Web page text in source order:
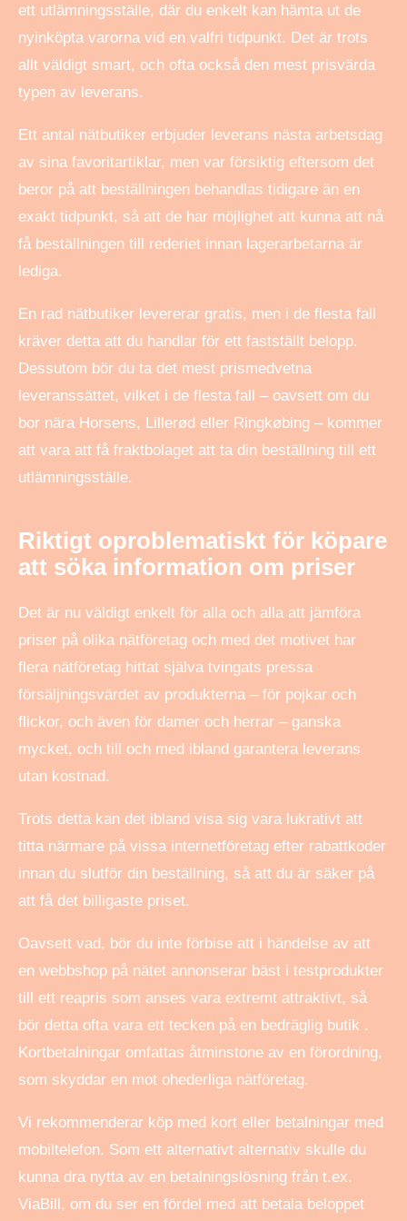
ett utlämningsställe, där du enkelt kan hämta ut de
nyinköpta varorna vid en valfri tidpunkt. Det är trots
allt väldigt smart, och ofta också den mest prisvärda
typen av leverans.
Ett antal nätbutiker erbjuder leverans nästa arbetsdag
av sina favoritartiklar, men var försiktig eftersom det
beror på att beställningen behandlas tidigare än en
exakt tidpunkt, så att de har möjlighet att kunna att nå
få beställningen till rederiet innan lagerarbetarna är
lediga.
En rad nätbutiker levererar gratis, men i de flesta fall
kräver detta att du handlar för ett fastställt belopp.
Dessutom bör du ta det mest prismedvetna
leveranssättet, vilket i de flesta fall – oavsett om du
bor nära Horsens, Lillerød eller Ringkøbing – kommer
att vara att få fraktbolaget att ta din beställning till ett
utlämningsställe.
Riktigt oproblematiskt för köpare
att söka information om priser
Det är nu väldigt enkelt för alla och alla att jämföra
priser på olika nätföretag och med det motivet har
flera nätföretag hittat själva tvingats pressa
försäljningsvärdet av produkterna – för pojkar och
flickor, och även för damer och herrar – ganska
mycket, och till och med ibland garantera leverans
utan kostnad.
Trots detta kan det ibland visa sig vara lukrativt att
titta närmare på vissa internetföretag efter rabattkoder
innan du slutför din beställning, så att du är säker på
att få det billigaste priset.
Oavsett vad, bör du inte förbise att i händelse av att
en webbshop på nätet annonserar bäst i testprodukter
till ett reapris som anses vara extremt attraktivt, så
bör detta ofta vara ett tecken på en bedräglig butik .
Kortbetalningar omfattas åtminstone av en förordning,
som skyddar en mot ohederliga nätföretag.
Vi rekommenderar köp med kort eller betalningar med
mobiltelefon. Som ett alternativt alternativ skulle du
kunna dra nytta av en betalningslösning från t.ex.
ViaBill, om du ser en fördel med att betala beloppet